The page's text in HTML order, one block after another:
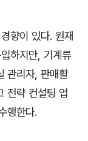
향이 있다. 원재
하지만 기계류
관리자, 판매활
전략 컨설팅 업
행한다.